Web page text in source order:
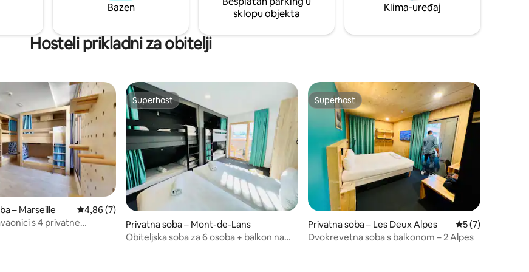
Bazen
sklopu objekta
Klima-uređaj
Hosteli prikladni za obitelji
– Marseille Prosječna ocjena: 4,86/5, recenzija: 7
4,86 (7)
s 4 privatne
Superhost
Superhost
Privatna soba – Mont-de-Lans
Obiteljska soba za 6 osoba + balkon na
Superhost
Superhost
Privatna soba – Les Deux Alpes Prosječna
5 (7)
Dvokrevetna soba s balkonom – 2 Alpes